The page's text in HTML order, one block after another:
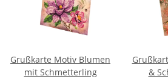
Grußkarte Motiv Blumen
mit Schmetterling
&